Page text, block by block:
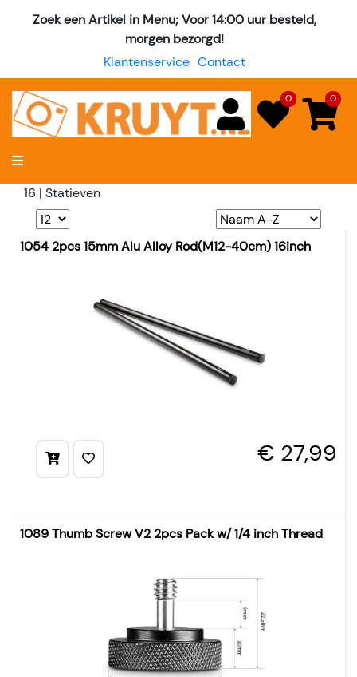
Zoek een Artikel in Menu; Voor 14:00 uur besteld,
morgen bezorgd!
Klantenservice Contact
0 0
16 | Statieven
1054 2pcs 15mm Alu Alloy Rod(M12-40cm) 16inch
€ 27,99
1089 Thumb Screw V2 2pcs Pack w/ 1/4 inch Thread